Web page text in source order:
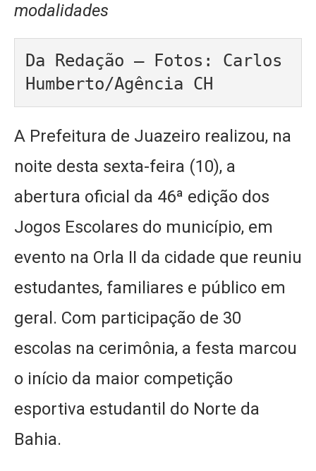
modalidades
Da Redação – Fotos: Carlos
Humberto/Agência CH
A Prefeitura de Juazeiro realizou, na
noite desta sexta-feira (10), a
abertura oficial da 46ª edição dos
Jogos Escolares do município, em
evento na Orla II da cidade que reuniu
estudantes, familiares e público em
geral. Com participação de 30
escolas na cerimônia, a festa marcou
o início da maior competição
esportiva estudantil do Norte da
Bahia.